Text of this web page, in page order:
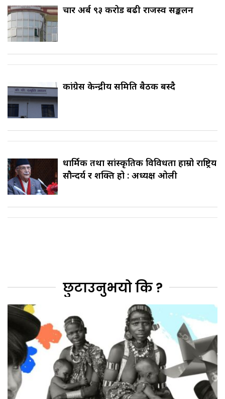
चार अर्ब ९३ करोड बढी राजस्व सङ्कलन
कांग्रेस केन्द्रीय समिति बैठक बस्दै
धार्मिक तथा सांस्कृतिक विविधता हाम्रो राष्ट्रिय
सौन्दर्य र शक्ति हो : अध्यक्ष ओली
छुटाउनुभयो कि ?